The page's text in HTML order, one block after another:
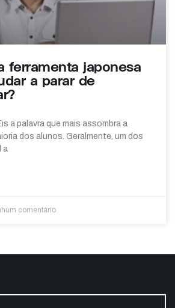
ferramenta japonesa
a parar de
a palavra que mais assombra a
dos alunos. Geralmente, um dos
a
comentário